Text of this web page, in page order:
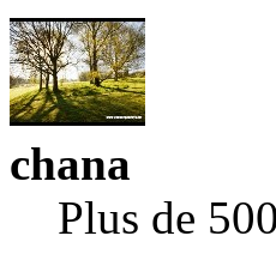
chana
Plus de